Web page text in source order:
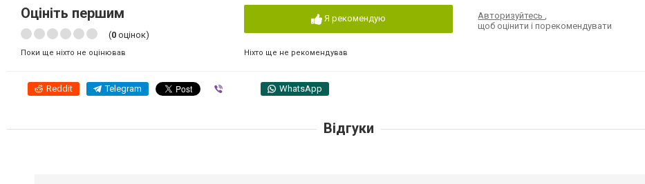
Оцініть першим
(0 оцінок)
Поки ще ніхто не оцінював
Я рекомендую
Ніхто ще не рекомендував
Авторизуйтесь,
щоб оцінити і порекомендувати
Reddit Telegram WhatsApp
Відгуки